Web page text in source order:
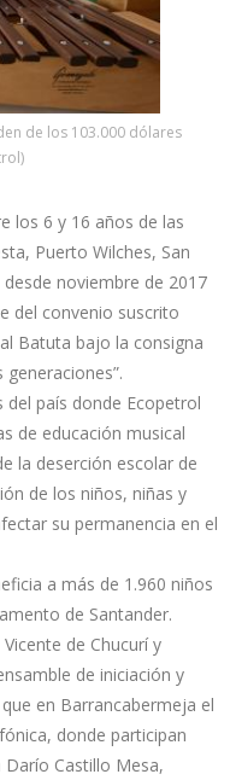
de los 103.000 dólares
los 6 y 16 años de las
Puerto Wilches, San
noviembre de 2017
del convenio suscrito
Batuta bajo la consigna
del país donde Ecopetrol
de educación musical
la deserción escolar de
de los niños, niñas y
su permanencia en el
a más de 1.960 niños
de Santander.
de Chucurí y
de iniciación y
en Barrancabermeja el
donde participan
Castillo Mesa,